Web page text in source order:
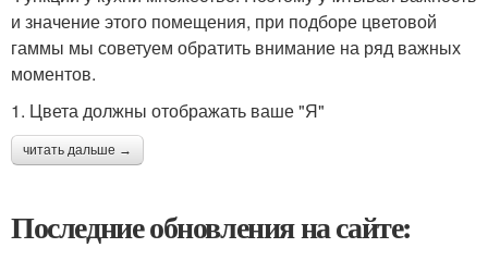
и значение этого помещения, при подборе цветовой
гаммы мы советуем обратить внимание на ряд важных
моментов.
1. Цвета должны отображать ваше "Я"
читать дальше →
Последние обновления на сайте: